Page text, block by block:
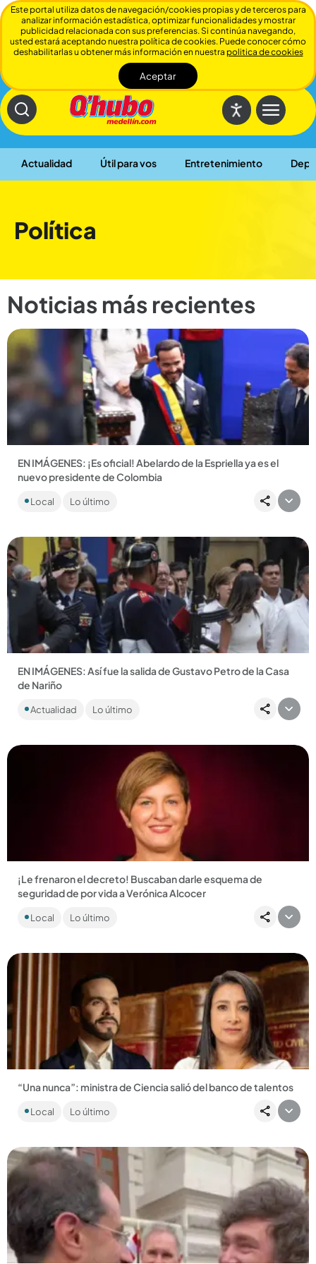
Actualidad Útil para vos Entretenimiento
Cerrar
Política
Noticias más recientes
EN IMÁGENES: ¡Es oficial! Abelardo de la Espriella ya es el
nuevo presidente de Colombia
Entre invitados internacionales, expresidentes, aplausos y
una ceremonia cargada de simbolismo, el nuevo presidente
Local Lo último
Compartir Noticia
EN IMÁGENES: Así fue la salida de Gustavo Petro de la Casa
de Nariño
Petro se sacó la espinita y respondió a quienes decían que se
quedaría en el poder....
Actualidad Lo último
Compartir Noticia
¡Le frenaron el decreto! Buscaban darle esquema de
seguridad de por vida a Verónica Alcocer
La exesposa de Gustavo Petro está siendo investigada por la
Fiscalía y salió del país misteriosamente....
Local Lo último
Compartir Noticia
“Una nunca”: ministra de Ciencia salió del banco de talentos
anunció a Claudia Benavides y se mostró orgulloso por su
Local Lo último
Compartir Noticia
Este portal utiliza datos de navegación/cookies propias y de terceros para
analizar información estadística, optimizar funcionalidades y mostrar
publicidad relacionada con sus preferencias. Si continúa navegando,
usted estará aceptando nuestra política de cookies. Puede conocer cómo
deshabilitarlas u obtener más información en nuestra politica de cookies
Aceptar